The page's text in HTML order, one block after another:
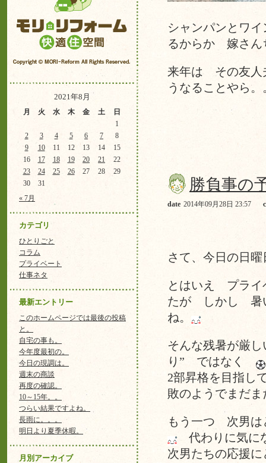
2021年8月
月 火 水 木 金 土 日
« 7月
1
2
3 4 5 6 7
8
9
10 11 12 13 14
15
16
17 18 19 20 21
22
23
24 25 26 27 28
29
30
31
カテゴリ
ひとりごと
コラム
プライベート
仕事ネタ
最新エントリー
このホームページでは最後の投稿
と。
自宅の事も。
今年度最初の。
今日の現調は。
週末の商談
再度の確認。
10～15年。。
つらい結果ですよね。
長雨に。。。
明日より夏季休暇。
月別アーカイブ
シャンパンとワ
るからか 嫁さん
来年は その友人
うなることやら。
勝負事の
date 2014年09月28日 23:57
さて、今日の日
とはいえ プライ
たが しかし 暑
ね。
そんな残暑が厳
り” ではなく
2部昇格を目指
敗のようでまだ
もう一つ 次男は
代わりに気に
次男たちの応援